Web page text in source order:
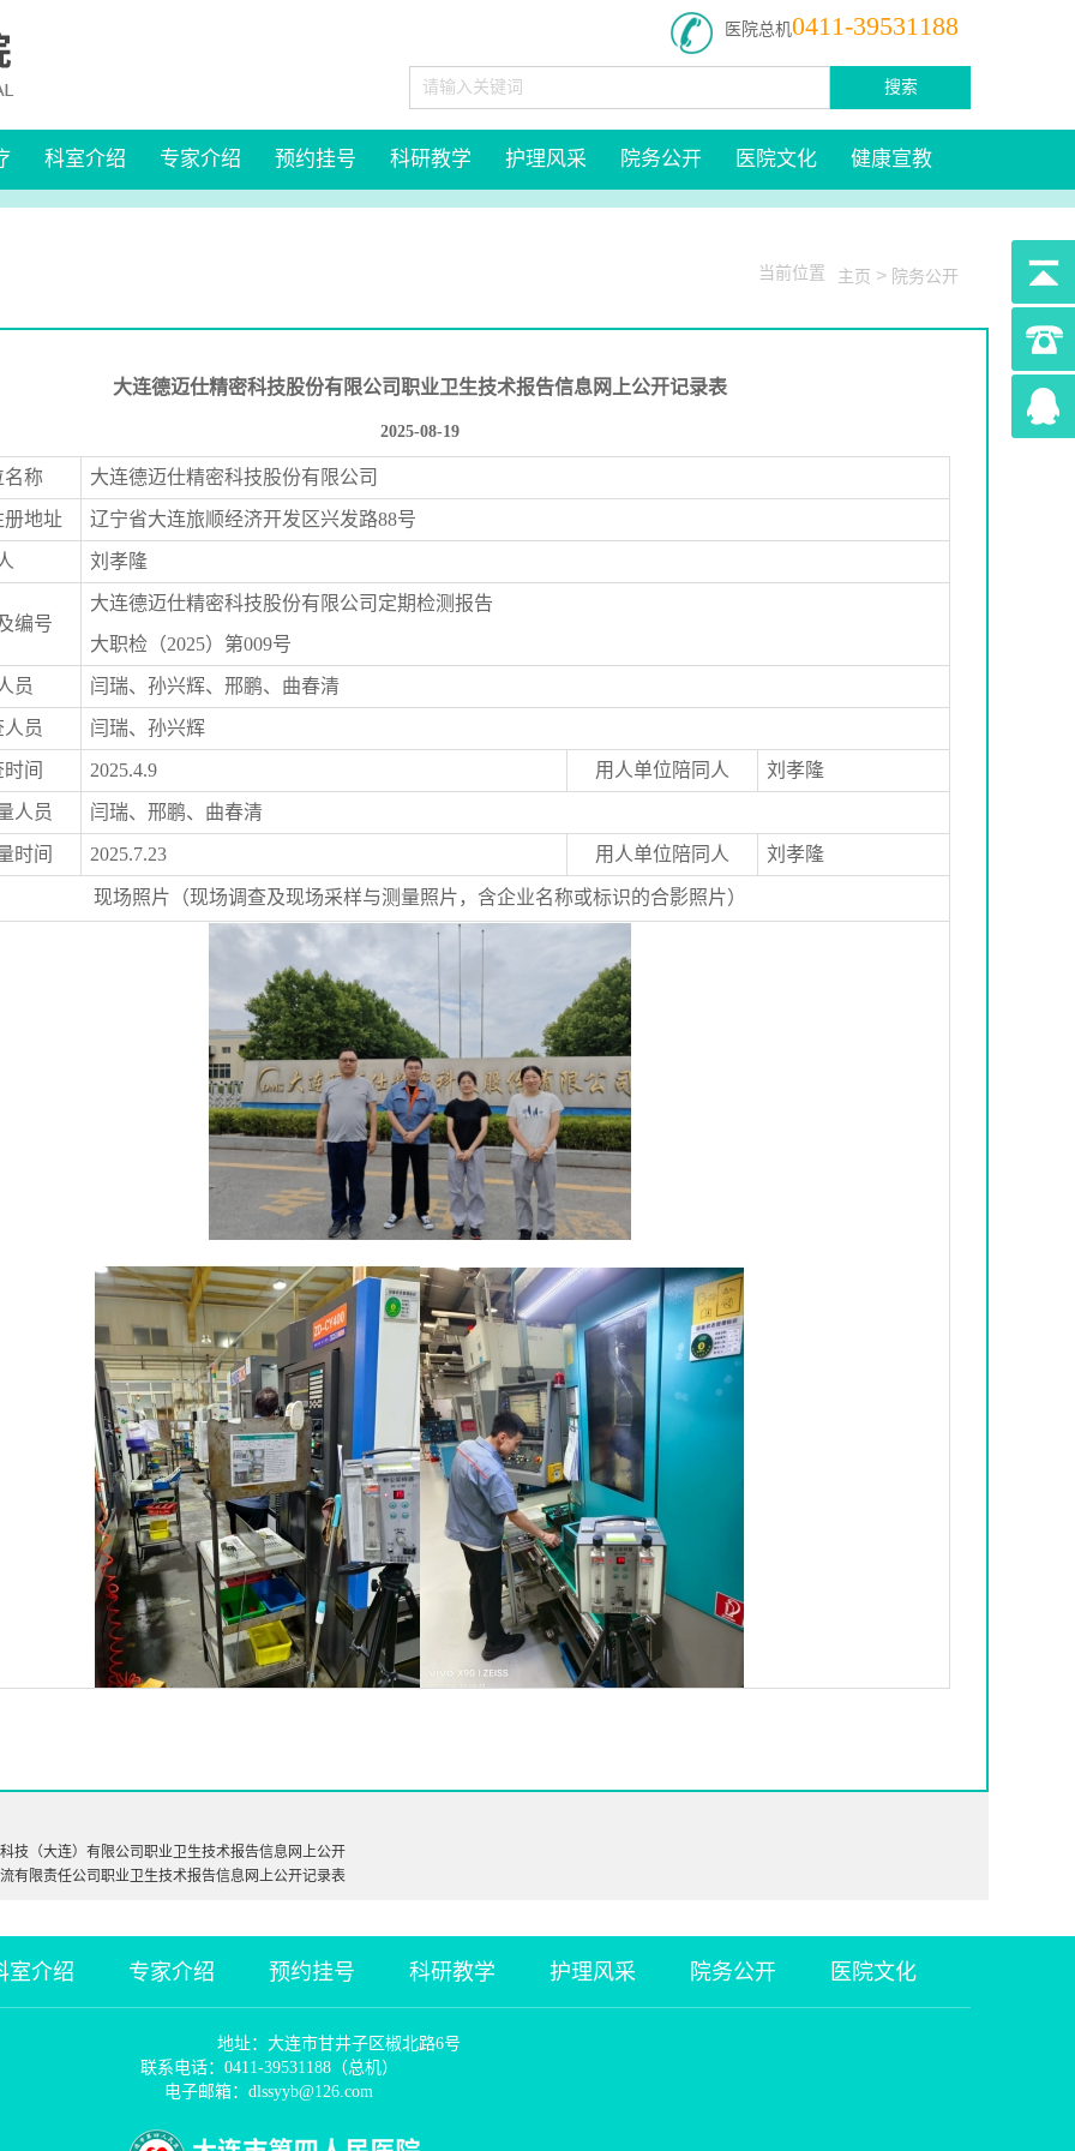
医院总机0411-39531188
搜索
科室介绍 专家介绍 预约挂号 科研教学 护理风采 院务公开 医院文化 健康宣教
当前位置 主页 > 院务公开
大连德迈仕精密科技股份有限公司职业卫生技术报告信息网上公开记录表
2025-08-19
名称 大连德迈仕精密科技股份有限公司
册地址 辽宁省大连旅顺经济开发区兴发路88号
刘孝隆
编号
大连德迈仕精密科技股份有限公司 定期检测报告
大职检（2025）第009号
员 闫瑞、孙兴辉、邢鹏、曲春清
员 闫瑞、孙兴辉
间 2025.4.9 用人单位陪同人 刘孝隆
人员 闫瑞、 邢鹏、曲春清
时间 2025.7.23 用人单位陪同人 刘孝隆
现场照片（现场调查及现场采样与测量照片，含企业名称或标识的合影照片）
技（大连）有限公司职业卫生技术报告信息网上公开
有限责任公司职业卫生技术报告信息网上公开记录表
室介绍 专家介绍 预约挂号 科研教学 护理风采 院务公开 医院文化
地址：大连市甘井子区椒北路6号
联系电话：0411-39531188（总机）
电子邮箱：dlssyyb@126.com